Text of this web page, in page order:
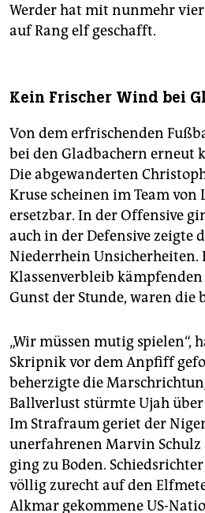
Werder hat mit nunmehr
auf Rang elf geschafft.
Kein Frischer Wind bei
Von dem erfrischenden
bei den Gladbachern erneut
Die abgewanderten
Kruse scheinen im Team von
ersetzbar. In der Offensive
auch in der Defensive zeigte
Niederrhein Unsicherheiten.
Klassenverbleib
Gunst der Stunde, waren die
„Wir müssen mutig spielen“,
Skripnik vor dem Anpfiff
beherzigte die
Ballverlust stürmte Ujah
Im Strafraum geriet der
unerfahrenen Marvin
ging zu Boden.
völlig zurecht auf den
Alkmar gekommene US-